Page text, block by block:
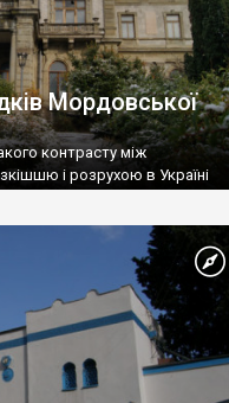
Мордовської
контрасту між
і розрухою в Україні